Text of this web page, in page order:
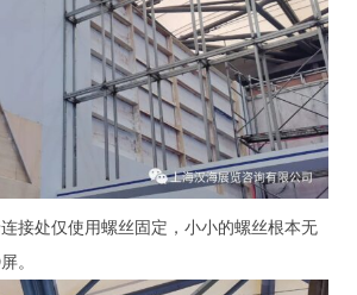
接处仅使用螺丝固定，小小的螺丝根本无
。